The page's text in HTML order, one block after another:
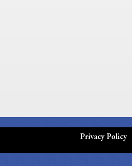
Privacy Policy